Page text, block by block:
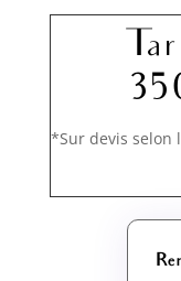
*Sur devis selon